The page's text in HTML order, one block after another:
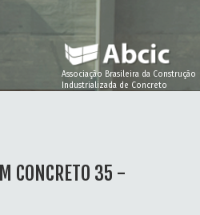
Associação Brasileira da Construção
Industrializada de Concreto
CONCRETO 35 -